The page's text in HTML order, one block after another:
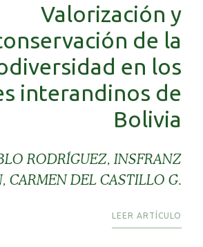
Valorización y
de la
en los
interandinos de
Bolivia
RODRÍGUEZ, INSFRANZ
CARMEN DEL CASTILLO G.
LEER ARTÍCULO